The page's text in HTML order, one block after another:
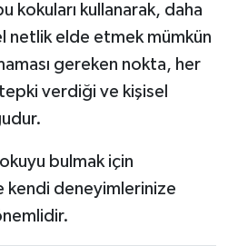
kokuları kullanarak, daha
netlik elde etmek mümkün
gereken nokta, her
verdiği ve kişisel
bulmak için
kendi deneyimlerinize